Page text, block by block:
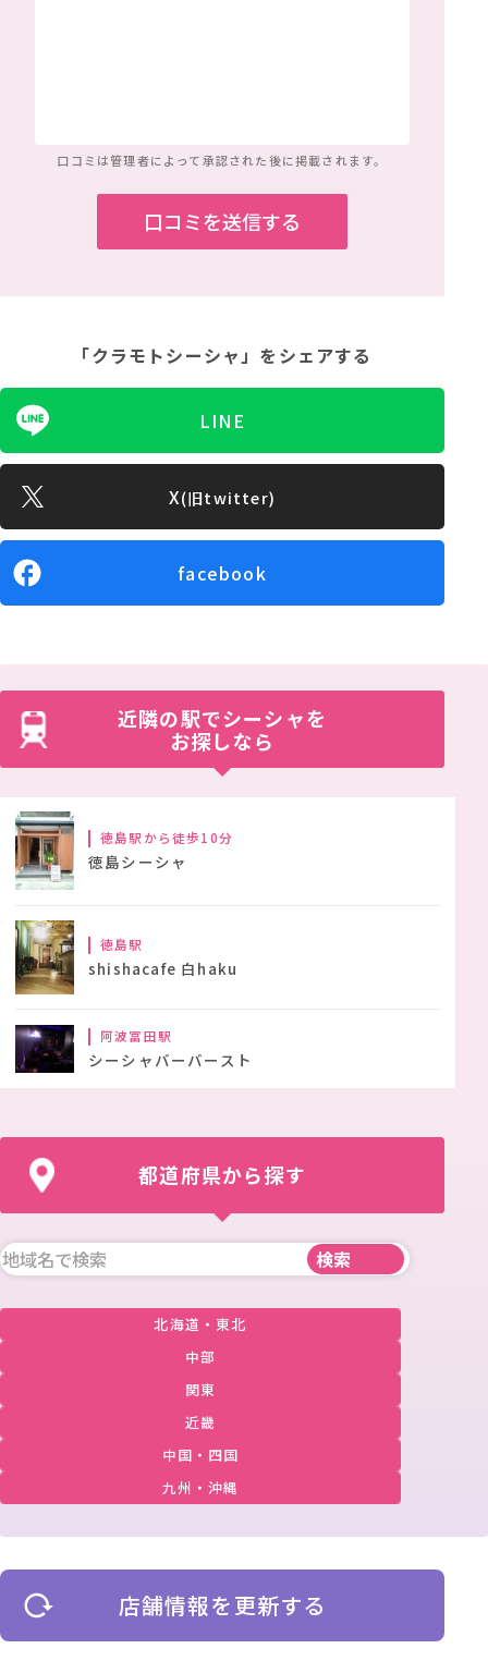
口コミは管理者によって承認された後に掲載されます。
「クラモトシーシャ」 をシェアする
LINE
X(旧twitter)
facebook
近隣の駅でシーシャを
お探しなら
徳島駅から徒歩10分
徳島シーシャ
徳島駅
shishacafe 白haku
阿波冨田駅
シーシャバーバースト
都道府県から探す
北海道・東北
中部
関東
近畿
中国・四国
九州・沖縄
店舗情報を更新する